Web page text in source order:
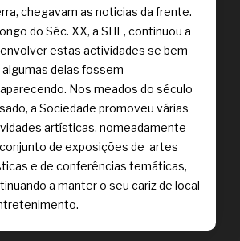
chegavam as noticias da frente.
do Séc. XX, a SHE, continuou a
estas actividades se bem
algumas delas fossem
Nos meados do século
a Sociedade promoveu várias
artísticas, nomeadamente
de exposições de artes
e de conferências temáticas,
a manter o seu cariz de local